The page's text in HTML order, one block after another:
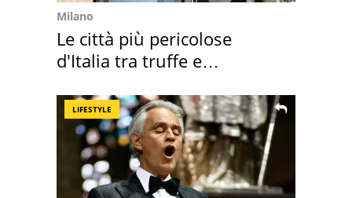
Milano
Le città più pericolose
d'Italia tra truffe e
LIFESTYLE